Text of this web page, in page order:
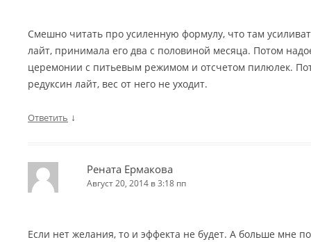
Смешно читать про усиленную формулу, что там
лайт, принимала его два с половиной месяца. Потом
церемонии с питьевым режимом и отсчетом пилюлек.
редуксин лайт, вес от него не уходит.
Ответить ↓
Рената Ермакова
Август 20, 2014 в 3:18 пп
Если нет желания, то и эффекта не будет. А больше мне